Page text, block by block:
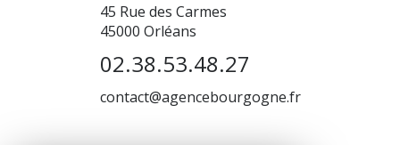
45 Rue des Carmes
45000 Orléans
02.38.53.48.27
contact@agencebourgogne.fr